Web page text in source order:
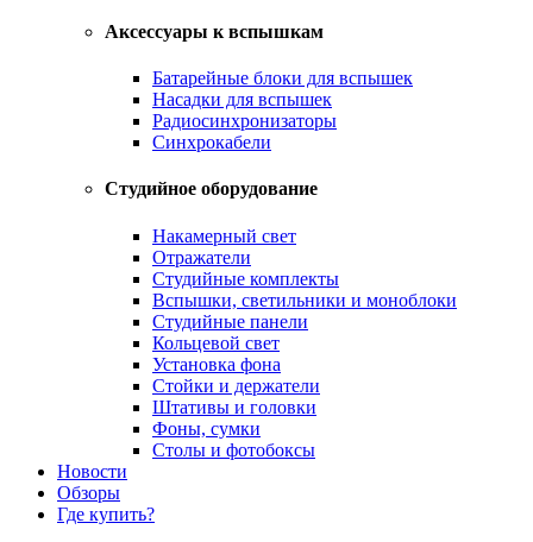
Аксессуары к вспышкам
Батарейные блоки для вспышек
Насадки для вспышек
Радиосинхронизаторы
Синхрокабели
Студийное оборудование
Накамерный свет
Отражатели
Студийные комплекты
Вспышки, светильники и моноблоки
Студийные панели
Кольцевой свет
Установка фона
Стойки и держатели
Штативы и головки
Фоны, сумки
Столы и фотобоксы
Новости
Обзоры
Где купить?